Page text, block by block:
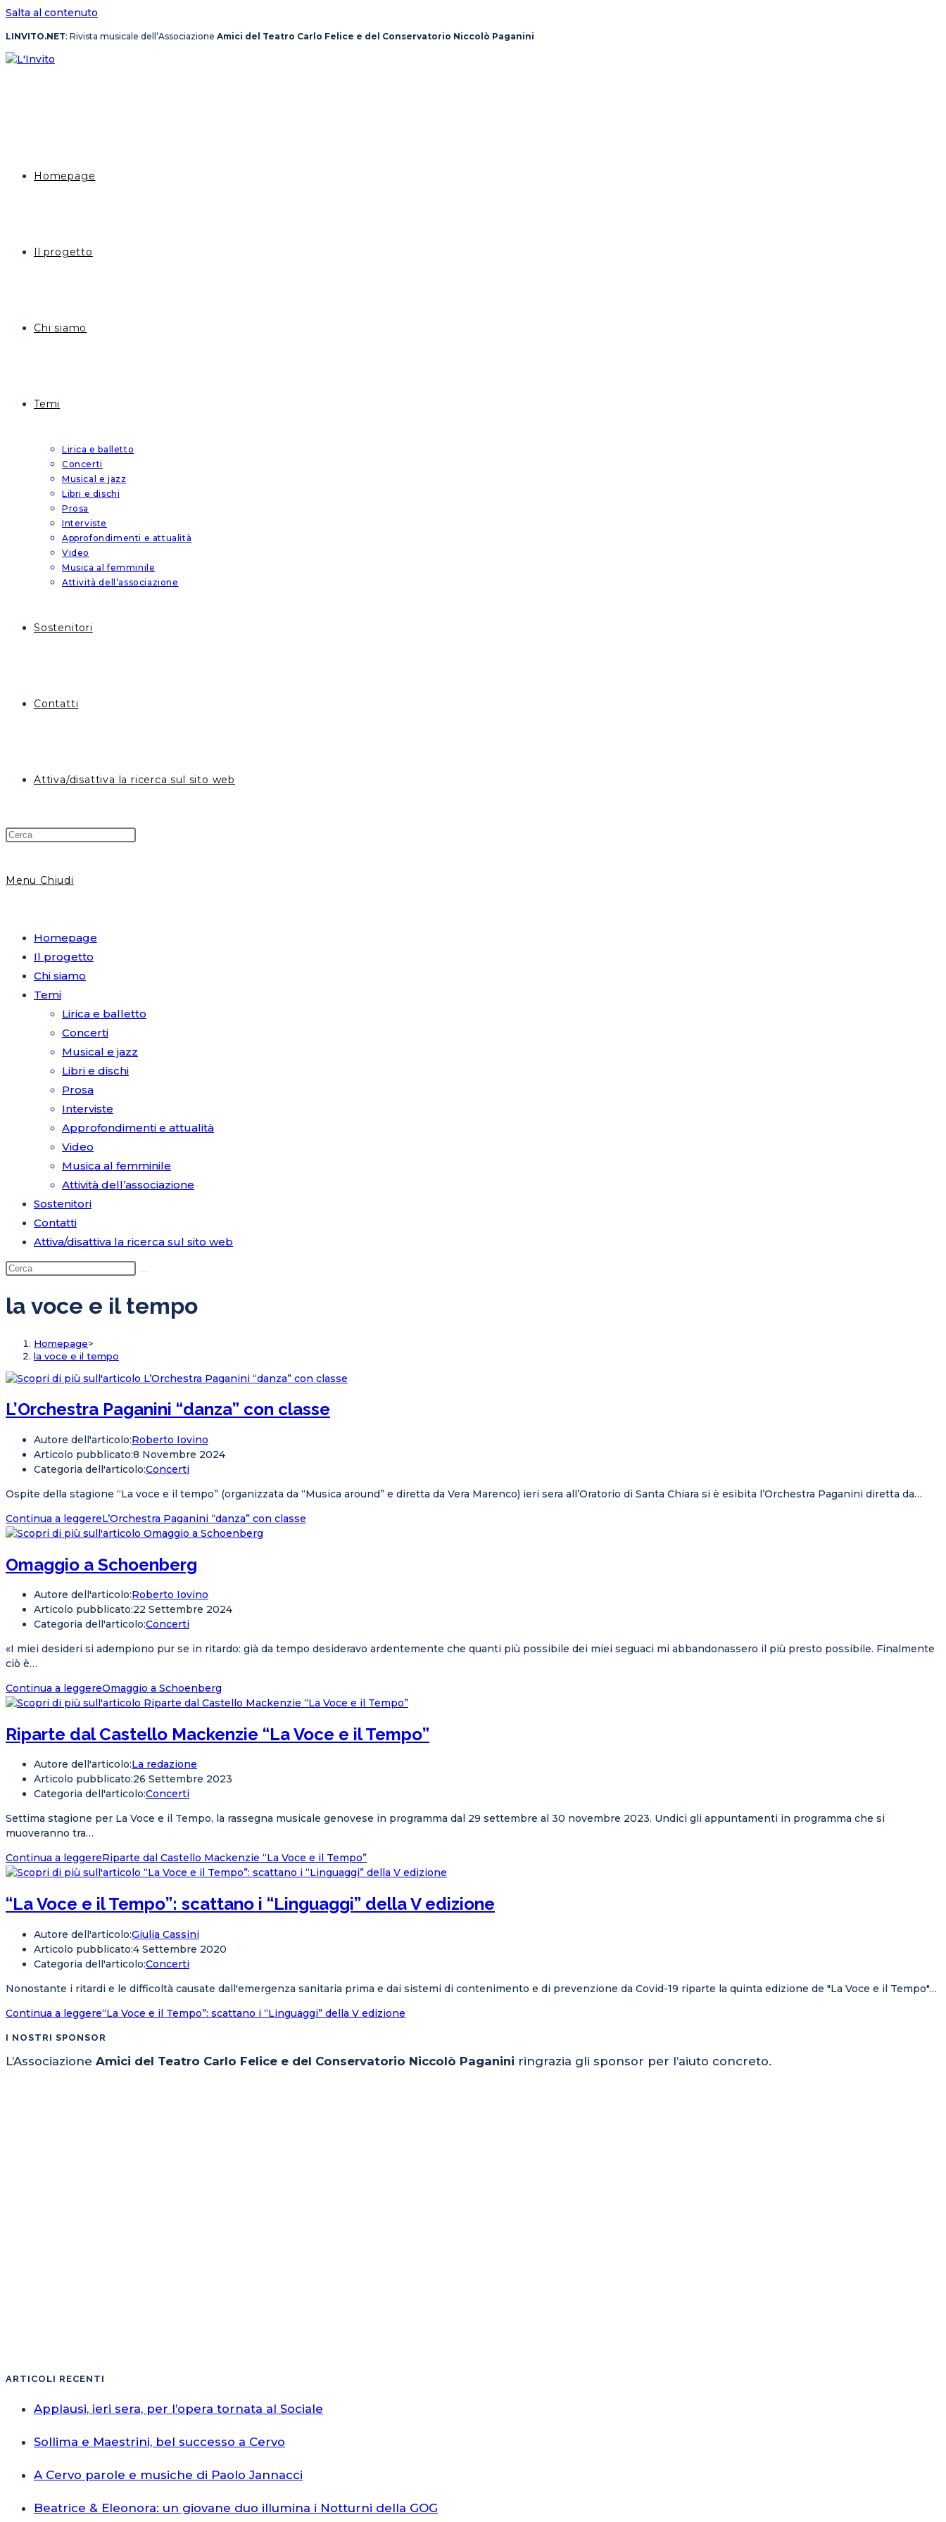
Salta al contenuto
LINVITO.NET: Rivista musicale dell’Associazione Amici del Teatro Carlo Felice e del Conservatorio Niccolò Paganini
Homepage
Il progetto
Chi siamo
Temi
Lirica e balletto
Concerti
Musical e jazz
Libri e dischi
Prosa
Interviste
Approfondimenti e attualità
Video
Musica al femminile
Attività dell’associazione
Sostenitori
Contatti
Attiva/disattiva la ricerca sul sito web
Menu Chiudi
Homepage
Il progetto
Chi siamo
Temi
Lirica e balletto
Concerti
Musical e jazz
Libri e dischi
Prosa
Interviste
Approfondimenti e attualità
Video
Musica al femminile
Attività dell’associazione
Sostenitori
Contatti
Attiva/disattiva la ricerca sul sito web
la voce e il tempo
Homepage>
la voce e il tempo
L’Orchestra Paganini “danza” con classe
Autore dell'articolo:Roberto Iovino
Articolo pubblicato:8 Novembre 2024
Categoria dell'articolo:Concerti
Ospite della stagione “La voce e il tempo” (organizzata da “Musica around” e diretta da Vera Marenco) ieri sera all’Oratorio di Santa Chiara si è esibita l’Orchestra Paganini diretta da…
Continua a leggereL’Orchestra Paganini “danza” con classe
Omaggio a Schoenberg
Autore dell'articolo:Roberto Iovino
Articolo pubblicato:22 Settembre 2024
Categoria dell'articolo:Concerti
«I miei desideri si adempiono pur se in ritardo: già da tempo desideravo ardentemente che quanti più possibile dei miei seguaci mi abbandonassero il più presto possibile. Finalmente
ciò è…
Continua a leggereOmaggio a Schoenberg
Riparte dal Castello Mackenzie “La Voce e il Tempo”
Autore dell'articolo:La redazione
Articolo pubblicato:26 Settembre 2023
Categoria dell'articolo:Concerti
Settima stagione per La Voce e il Tempo, la rassegna musicale genovese in programma dal 29 settembre al 30 novembre 2023. Undici gli appuntamenti in programma che si
muoveranno tra…
Continua a leggereRiparte dal Castello Mackenzie “La Voce e il Tempo”
“La Voce e il Tempo”: scattano i “Linguaggi” della V edizione
Autore dell'articolo:Giulia Cassini
Articolo pubblicato:4 Settembre 2020
Categoria dell'articolo:Concerti
Nonostante i ritardi e le difficoltà causate dall'emergenza sanitaria prima e dai sistemi di contenimento e di prevenzione da Covid-19 riparte la quinta edizione de "La Voce e il Tempo"…
Continua a leggere“La Voce e il Tempo”: scattano i “Linguaggi” della V edizione
I NOSTRI SPONSOR
L’Associazione Amici del Teatro Carlo Felice e del Conservatorio Niccolò Paganini ringrazia gli sponsor per l’aiuto concreto.
ARTICOLI RECENTI
Applausi, ieri sera, per l’opera tornata al Sociale
Sollima e Maestrini, bel successo a Cervo
A Cervo parole e musiche di Paolo Jannacci
Beatrice & Eleonora: un giovane duo illumina i Notturni della GOG